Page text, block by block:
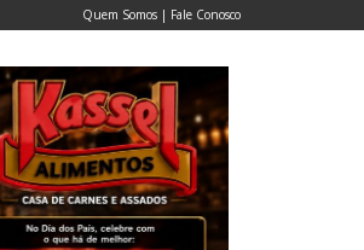
Quem Somos | Fale Conosco